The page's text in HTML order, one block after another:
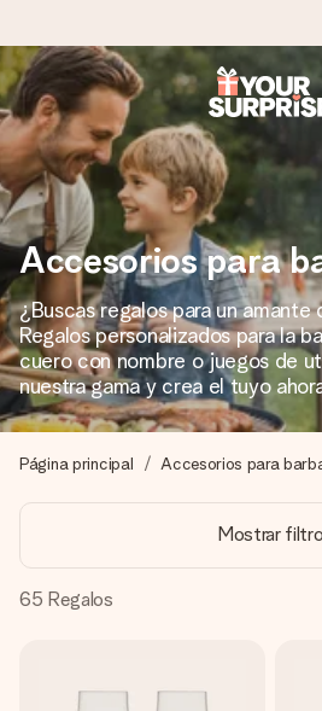
Pide hoy y se envía en 1 día
Preparamos tu regalo con cuidado
para que lo entregues en el
importa.
4,5 (basado en +15.000
Nuestros regalos inspiran. Los
Google Reviews.
Crea algo único en pocos pasos –
un mensaje que llegue al corazón.
todo el amor para el momento.
Accesorios para
¿Buscas regalos para un amante
Regalos personalizados para la
cuero con nombre o juegos de
nuestra gama y crea el tuyo
Página principal Accesorios para
Mostrar
65 Regalos